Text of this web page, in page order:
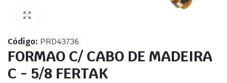
Código: PRD43736
FORMAO C/ CABO DE MADEIRA
C - 5/8 FERTAK